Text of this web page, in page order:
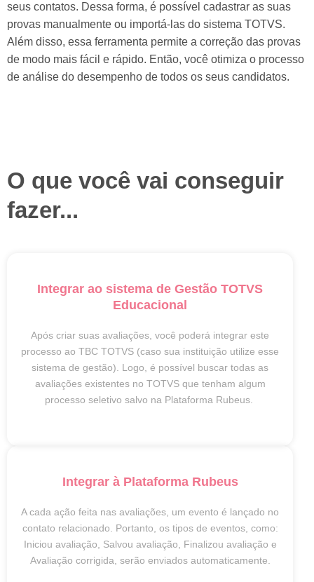
seus contatos. Dessa forma, é possível cadastrar as suas
provas manualmente ou importá-las do sistema TOTVS.
Além disso, essa ferramenta permite a correção das provas
de modo mais fácil e rápido. Então, você otimiza o processo
de análise do desempenho de todos os seus candidatos.
O que você vai conseguir
fazer...
Integrar ao sistema de Gestão TOTVS
Educacional
Após criar suas avaliações, você poderá integrar este
processo ao TBC TOTVS (caso sua instituição utilize esse
sistema de gestão). Logo, é possível buscar todas as
avaliações existentes no TOTVS que tenham algum
processo seletivo salvo na Plataforma Rubeus.
Integrar à Plataforma Rubeus
A cada ação feita nas avaliações, um evento é lançado no
contato relacionado. Portanto, os tipos de eventos, como:
Iniciou avaliação, Salvou avaliação, Finalizou avaliação e
Avaliação corrigida, serão enviados automaticamente.